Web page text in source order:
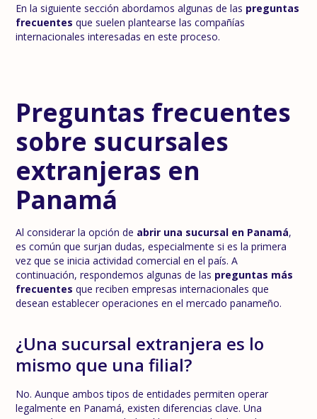
En la siguiente sección abordamos algunas de las preguntas
frecuentes que suelen plantearse las compañías
internacionales interesadas en este proceso.
Preguntas frecuentes
sobre sucursales
extranjeras en
Panamá
Al considerar la opción de abrir una sucursal en Panamá,
es común que surjan dudas, especialmente si es la primera
vez que se inicia actividad comercial en el país. A
continuación, respondemos algunas de las preguntas más
frecuentes que reciben empresas internacionales que
desean establecer operaciones en el mercado panameño.
¿Una sucursal extranjera es lo
mismo que una filial?
No. Aunque ambos tipos de entidades permiten operar
legalmente en Panamá, existen diferencias clave. Una